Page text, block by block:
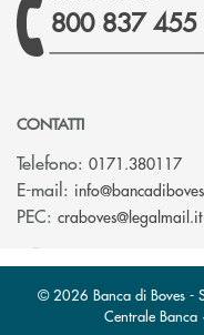
800 837 455
CONTATTI
Telefono: 0171.380117
E-mail:
PEC: craboves@legalmail.it
© 2026 Banca di Boves -
Centrale